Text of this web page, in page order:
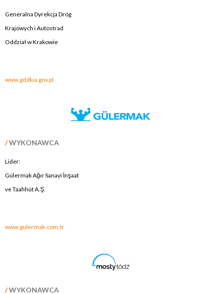
Generalna Dyrekcja Dróg
Krajowych i Autostrad
Oddział w Krakowie
www.gddkia.gov.pl
/WYKONAWCA
Lider:
Gülermak Ağır Sanayi İnşaat
ve Taahhüt A.Ş.
www.gulermak.com.tr
/WYKONAWCA